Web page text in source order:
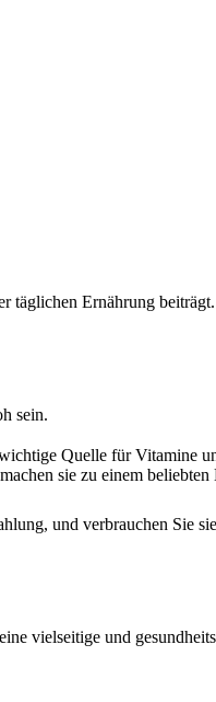
Ernährung
sein.
Quelle für Vitamine
sie zu einem
und verbrauchen
vielseitige und